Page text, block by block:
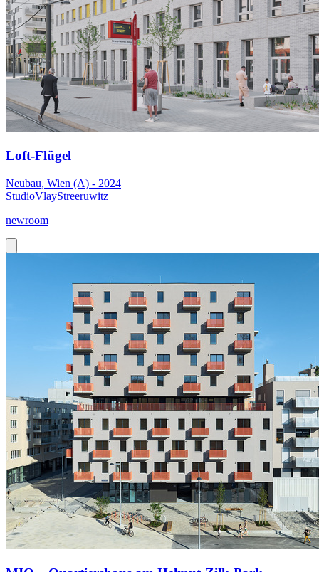
Loft-Flügel
Neubau, Wien (A) - 2024
StudioVlayStreeruwitz
newroom